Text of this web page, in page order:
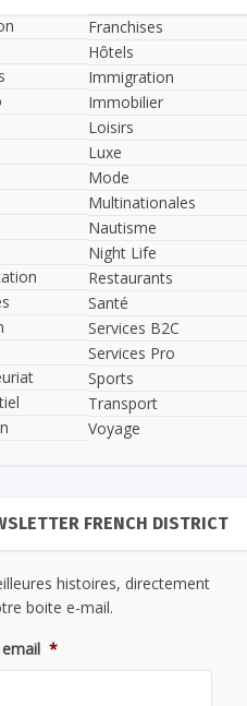
Franchises
Hôtels
Immigration
Immobilier
Loisirs
Luxe
Mode
Multinationales
Nautisme
Night Life
Restaurants
Santé
Services B2C
Services Pro
Sports
Transport
Voyage
FRENCH DISTRICT
histoires, directement
boite e-mail.
*